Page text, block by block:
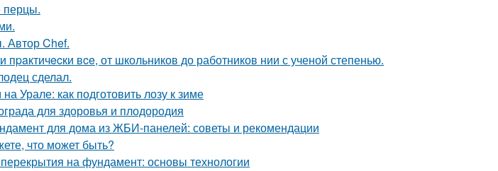
Chef.
вce, от школьников до работников нии с ученой степенью.
сделал.
Урале: как подготовить лозу к зиме
для здоровья и плодородия
для дома из ЖБИ-панелей: советы и рекомендации
что может быть?
на фундамент: основы технологии